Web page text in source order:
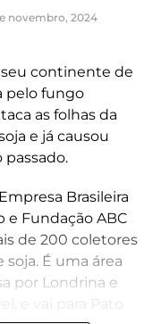
novembro, 2024
seu continente de
pelo fungo
as folhas da
e já causou
passado.
Brasileira
e Fundação ABC
de 200 coletores
É uma área
por Londrina e